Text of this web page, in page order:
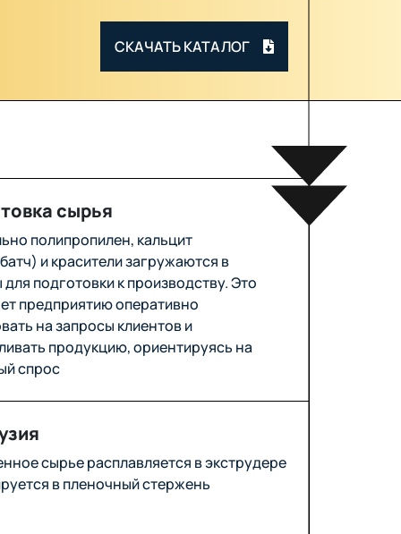
СКАЧАТЬ КАТАЛОГ
сырья
полипропилен, кальцит
и красители загружаются в
подготовки к производству. Это
предприятию оперативно
на запросы клиентов и
продукцию, ориентируясь на
спрос
сырье расплавляется в экструдере
в пленочный стержень